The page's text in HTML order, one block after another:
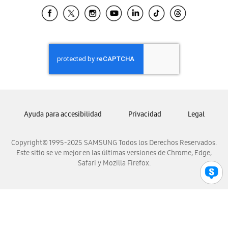
Samsung El Salvador
Samsung Honduras
Samsung Nicaragua
Samsung Panamá
Samsung Venezuela
Copyright© 1995-2025 SAMSUNG Todos los Derechos Reservados.
Este sitio se ve mejor en las últimas versiones de Chrome, Edge,
Safari y Mozilla Firefox.
Ayuda para accesibilidad Privacidad Legal